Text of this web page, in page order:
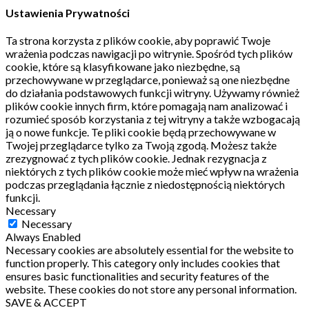
Ustawienia Prywatności
Ta strona korzysta z plików cookie, aby poprawić Twoje
wrażenia podczas nawigacji po witrynie.Spośród tych plików
cookie, które są klasyfikowane jako niezbędne, są
przechowywane w przeglądarce, ponieważ są one niezbędne
do działania podstawowych funkcji witryny. Używamy również
plików cookie innych firm, które pomagają nam analizować i
rozumieć sposób korzystania z tej witryny a także wzbogacają
ją o nowe funkcje. Te pliki cookie będą przechowywane w
Twojej przeglądarce tylko za Twoją zgodą. Możesz także
zrezygnować z tych plików cookie. Jednak rezygnacja z
niektórych z tych plików cookie może mieć wpływ na wrażenia
podczas przeglądania łącznie z niedostępnością niektórych
funkcji.
Necessary
Necessary
Always Enabled
Necessary cookies are absolutely essential for the website to
function properly. This category only includes cookies that
ensures basic functionalities and security features of the
website. These cookies do not store any personal information.
SAVE & ACCEPT